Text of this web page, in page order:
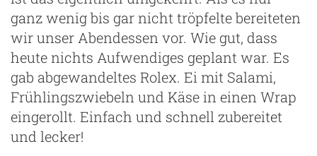
ganz wenig bis gar nicht tröpfelte bereiteten
wir unser Abendessen vor. Wie gut, dass
heute nichts Aufwendiges geplant war. Es
gab abgewandeltes Rolex. Ei mit Salami,
Frühlingszwiebeln und Käse in einen Wrap
eingerollt. Einfach und schnell zubereitet
und lecker!